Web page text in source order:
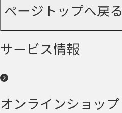
ページトップへ戻る
サービス情報
オンラインショップ